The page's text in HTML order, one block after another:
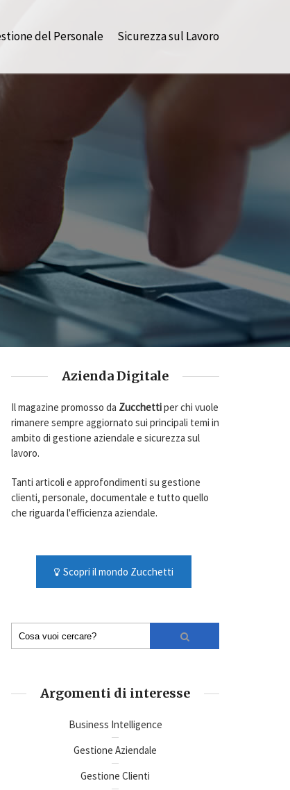
del Personale Sicurezza sul Lavoro
Azienda Digitale
Il magazine promosso da Zucchettiper chi vuole
rimanere sempre aggiornato sui principali temi in
ambito di gestione aziendale e sicurezza sul
lavoro.
Tanti articoli e approfondimenti su gestione
clienti, personale, documentale e tutto quello
che riguarda l'efficienza aziendale.
Scopri il mondo Zucchetti
Argomenti di interesse
Business Intelligence
Gestione Aziendale
Gestione Clienti